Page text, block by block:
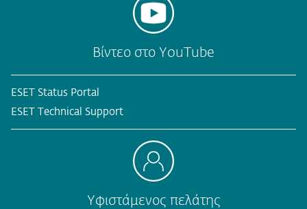
Βίντεο στο YouTube
ESET Status Portal
ESET Technical Support
Υφιστάμενος πελάτης